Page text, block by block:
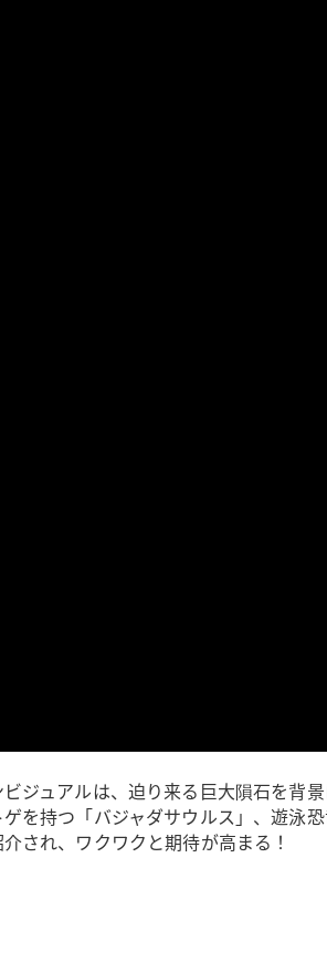
ジュアルは、迫り来る巨大隕石を
を持つ「バジャダサウルス」、遊
され、ワクワクと期待が高まる！